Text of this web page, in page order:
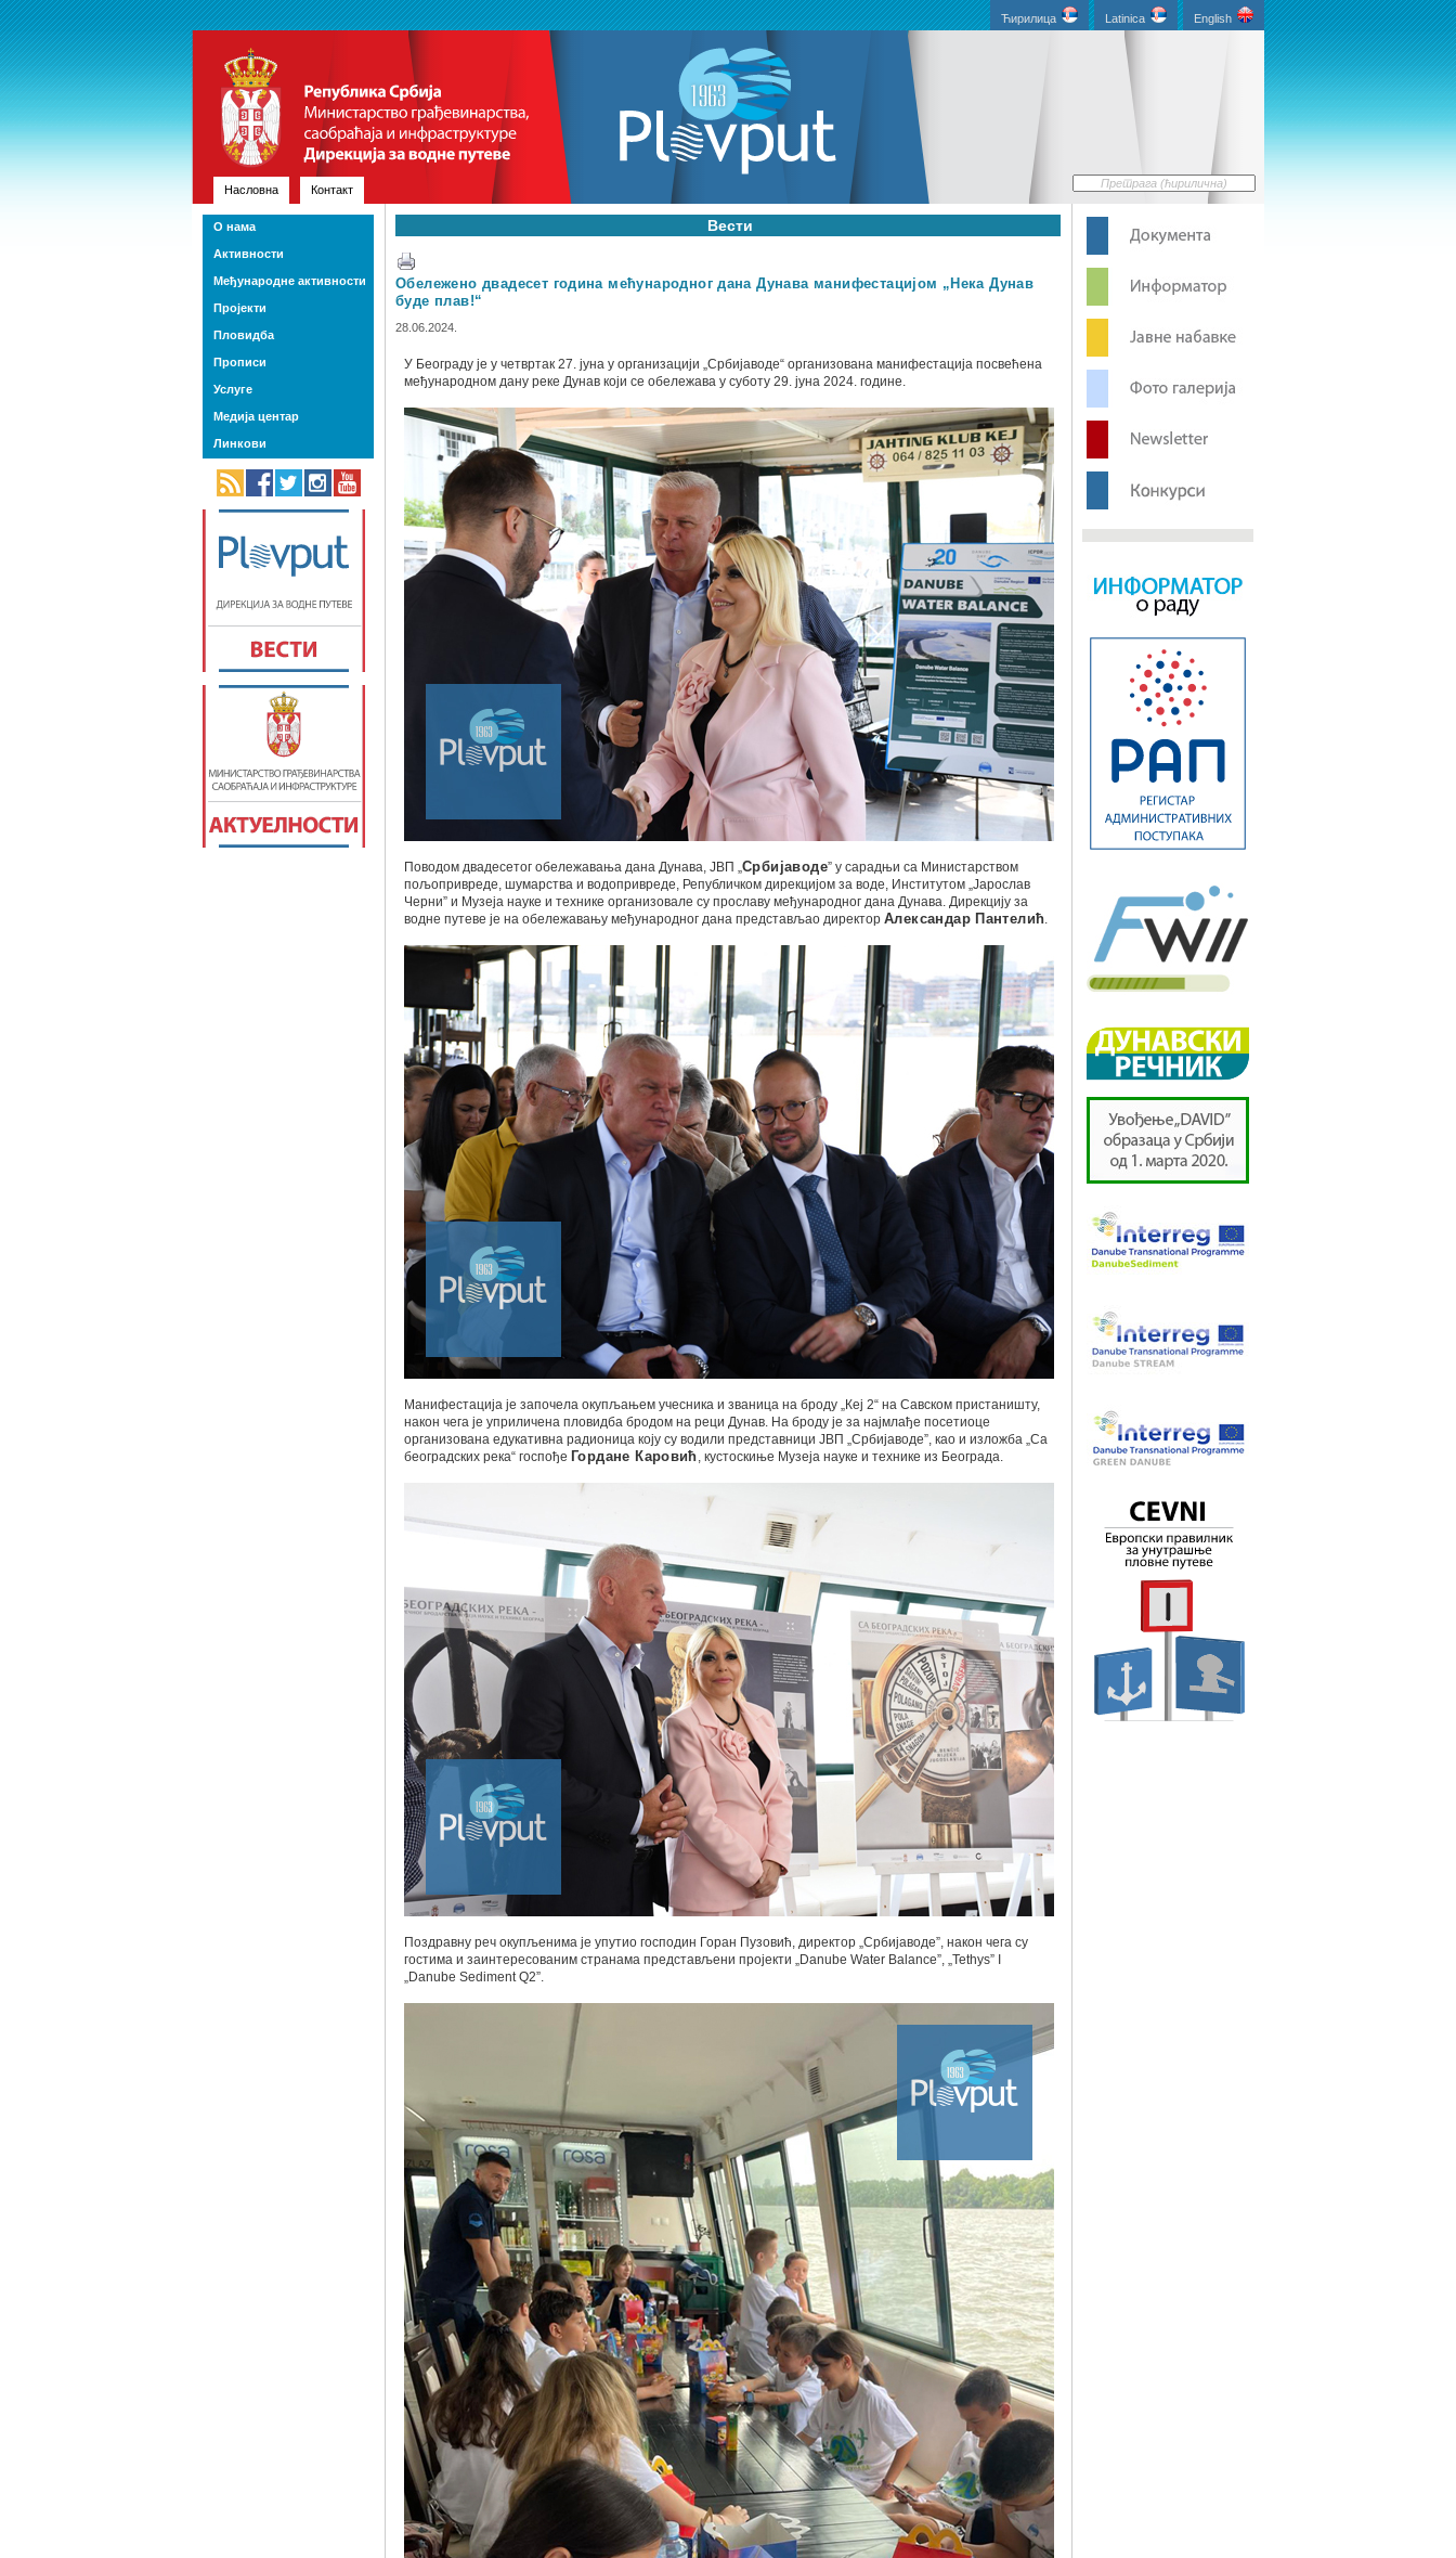
English
Latinica
Ћирилица
Насловна Контакт
Вести
Обележено двадесет година мећународног дана Дунава манифестацијом „Нека Дунав
буде плав!“
28.06.2024.
У Београду је у четвртак 27. јуна у организацији „Србијаводе“ организована манифестација посвећена
међународном дану реке Дунав који се обележава у суботу 29. јуна 2024. године.
Поводом двадесетог обележавања дана Дунава, ЈВП „Србијаводе” у сарадњи са Министарством
пољопривреде, шумарства и водопривреде, Републичком дирекцијом за воде, Институтом „Јарослав
Черни” и Музеја науке и технике организовале су прославу међународног дана Дунава. Дирекцију за
водне путеве је на обележавању међународног дана представљао директорАлександар Пантелић.
Манифестација је започела окупљањем учесника и званица на броду „Кеј 2“ на Савском пристаништу,
након чега је уприличена пловидба бродом на реци Дунав. На броду је за најмлађе посетиоце
организована едукативна радионица коју су водили представници ЈВП „Србијаводе”, као и изложба „Са
београдских река“ госпође Гордане Каровић, кустоскиње Музеја науке и технике из Београда.
Поздравну реч окупљенима је упутио господин Горан Пузовић, директор „Србијаводе”, након чега су
гостима и заинтересованим странама представљени пројекти „Danube Water Balance”, „Tethys” I
„Danube Sediment Q2”.
О нама
Активности
Међународне активности
Пројекти
Пловидба
Прописи
Услуге
Медија центар
Линкови